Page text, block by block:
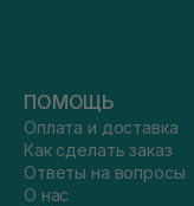
ПОМОЩЬ
Оплата и доставка
Как сделать заказ
Ответы на вопросы
О нас